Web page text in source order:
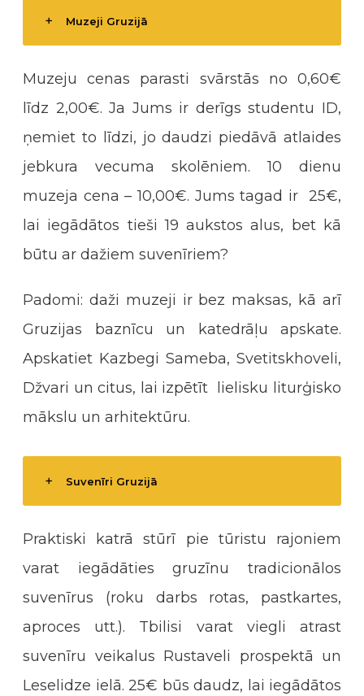
Muzeji Gruzijā
Muzeju cenas parasti svārstās no 0,60€
līdz 2,00€. Ja Jums ir derīgs studentu ID,
ņemiet to līdzi, jo daudzi piedāvā atlaides
jebkura vecuma skolēniem. 10 dienu
muzeja cena – 10,00€. Jums tagad ir 25€,
lai iegādātos tieši 19 aukstos alus, bet kā
būtu ar dažiem suvenīriem?
Padomi: daži muzeji ir bez maksas, kā arī
Gruzijas baznīcu un katedrāļu apskate.
Apskatiet Kazbegi Sameba, Svetitskhoveli,
Džvari un citus, lai izpētīt lielisku liturģisko
mākslu un arhitektūru.
Suvenīri Gruzijā
Praktiski katrā stūrī pie tūristu rajoniem
varat iegādāties gruzīnu tradicionālos
suvenīrus (roku darbs rotas, pastkartes,
aproces utt.). Tbilisi varat viegli atrast
suvenīru veikalus Rustaveli prospektā un
Leselidze ielā. 25€ būs daudz, lai iegādātos